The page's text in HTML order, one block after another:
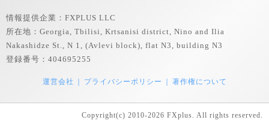
情報提供企業：FXPLUS LLC
所在地：Georgia, Tbilisi, Krtsanisi district, Nino and Ilia
Nakashidze St., N 1, (Avlevi block), flat N3, building N3
登録番号：404695255
運営会社 プライバシーポリシー 著作権について
Copyright(c) 2010-2026 FXplus. All rights reserved.